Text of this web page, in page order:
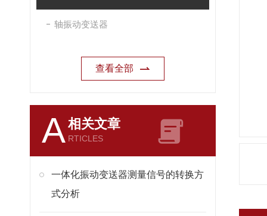
轴振动变送器
查看全部
A相关文章
RTICLES
一体化振动变送器测量信号的转换方
式分析